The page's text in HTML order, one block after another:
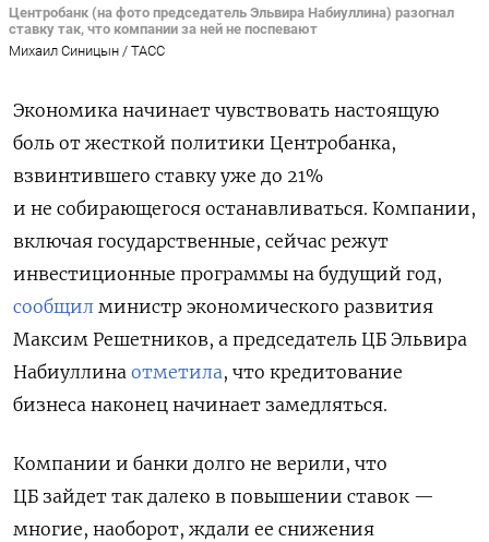
Центробанк (на фото председатель Эльвира Набиуллина) разогнал
ставку так, что компании за ней не поспевают
Михаил Синицын / ТАСС
Экономика начинает чувствовать настоящую
боль от жесткой политики Центробанка,
взвинтившего ставку уже до 21%
и не собирающегося останавливаться. Компании,
включая государственные, сейчас режут
инвестиционные программы на будущий год,
сообщил министр экономического развития
Максим Решетников, а председатель ЦБ Эльвира
Набиуллина отметила, что кредитование
бизнеса наконец начинает замедляться.
Компании и банки долго не верили, что
ЦБ зайдет так далеко в повышении ставок —
многие, наоборот, ждали ее снижения